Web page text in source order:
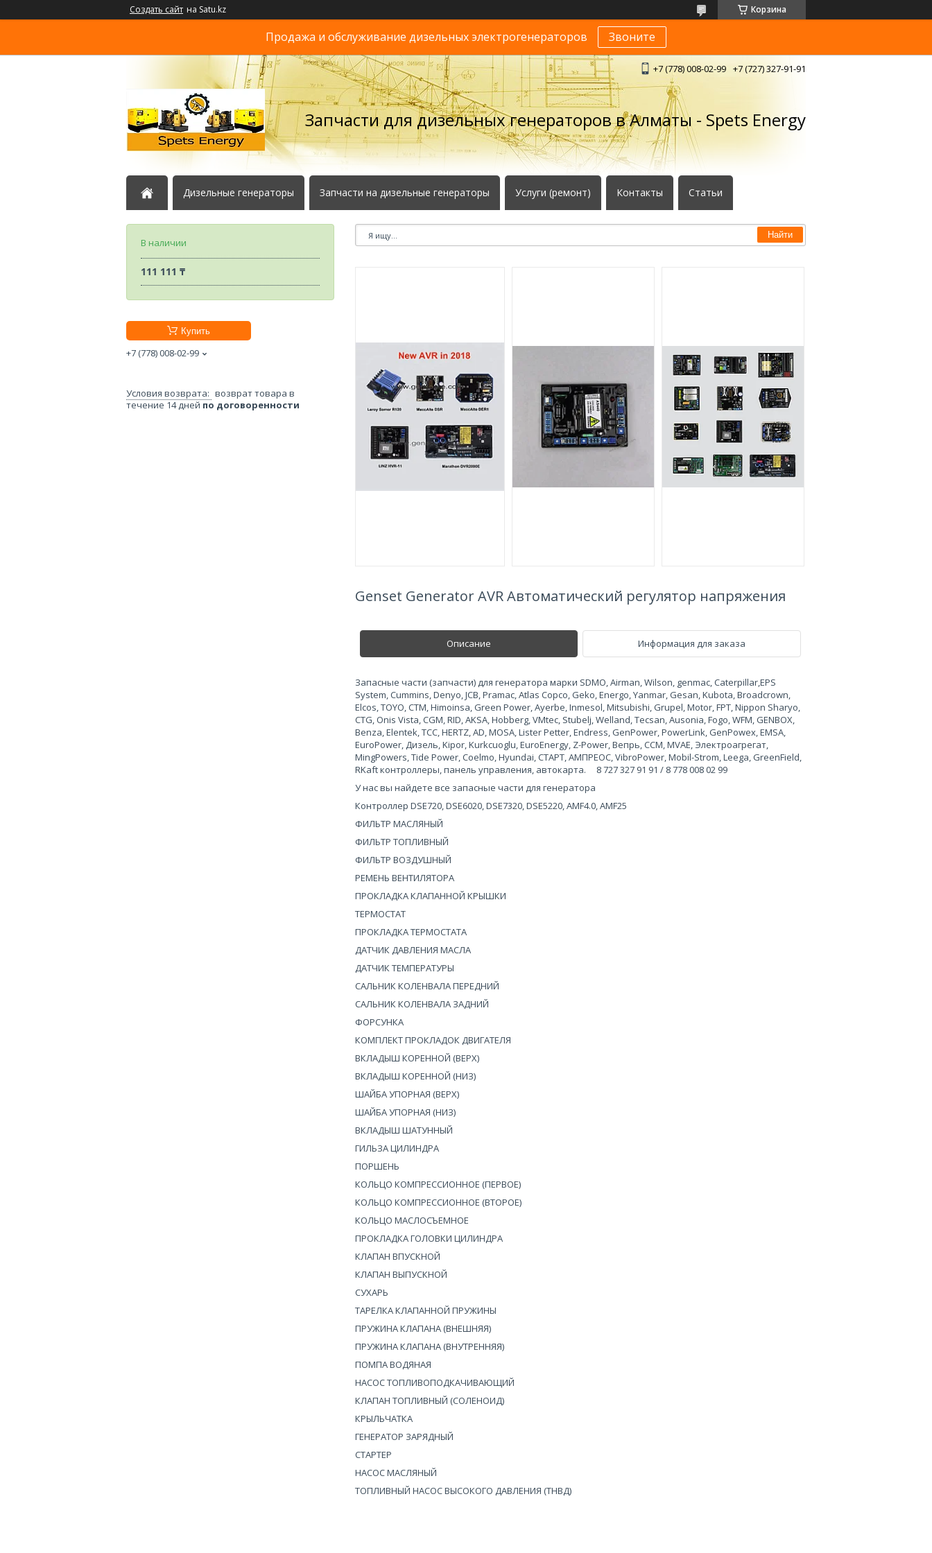
Создать сайт на Satu.kz Корзина
Продажа и обслуживание дизельных электрогенераторов Звоните
+7 (778) 008-02-99 +7 (727) 327-91-91
Запчасти для дизельных генераторов в Алматы - Spets Energy
Дизельные генераторы Запчасти на дизельные генераторы Услуги (ремонт) Контакты Статьи
Найти
Genset Generator AVR Автоматический регулятор напряжения
Описание Информация для заказа
Запасные части (запчасти) для генератора марки SDMO, Airman, Wilson, genmac, Caterpillar,EPS
System, Cummins, Denyo, JCB, Pramac, Atlas Copco, Geko, Energo, Yanmar, Gesan, Kubota, Broadcrown,
Elcos, TOYO, CTM, Himoinsa, Green Power, Ayerbe, Inmesol, Mitsubishi, Grupel, Motor, FPT, Nippon Sharyo,
CTG, Onis Vista, CGM, RID, AKSA, Hobberg, VMtec, Stubelj, Welland, Tecsan, Ausonia, Fogo, WFM, GENBOX,
Benza, Elentek, TCC, HERTZ, AD, MOSA, Lister Petter, Endress, GenPower, PowerLink, GenPowex, EMSA,
EuroPower, Дизель, Kipor, Kurkcuoglu, EuroEnergy, Z-Power, Вепрь, CCM, MVAE, Электроагрегат,
MingPowers, Tide Power, Coelmo, Hyundai, СТАРТ, АМПРЕОС, VibroPower, Mobil-Strom, Leega, GreenField,
RKaft контроллеры, панель управления, автокарта. 8 727 327 91 91 / 8 778 008 02 99
У нас вы найдете все запасные части для генератора
Контроллер DSE720, DSE6020, DSE7320, DSE5220, AMF4.0, AMF25
ФИЛЬТР МАСЛЯНЫЙ
ФИЛЬТР ТОПЛИВНЫЙ
ФИЛЬТР ВОЗДУШНЫЙ
РЕМЕНЬ ВЕНТИЛЯТОРА
ПРОКЛАДКА КЛАПАННОЙ КРЫШКИ
ТЕРМОСТАТ
ПРОКЛАДКА ТЕРМОСТАТА
ДАТЧИК ДАВЛЕНИЯ МАСЛА
ДАТЧИК ТЕМПЕРАТУРЫ
САЛЬНИК КОЛЕНВАЛА ПЕРЕДНИЙ
САЛЬНИК КОЛЕНВАЛА ЗАДНИЙ
ФОРСУНКА
КОМПЛЕКТ ПРОКЛАДОК ДВИГАТЕЛЯ
ВКЛАДЫШ КОРЕННОЙ (ВЕРХ)
ВКЛАДЫШ КОРЕННОЙ (НИЗ)
ШАЙБА УПОРНАЯ (ВЕРХ)
ШАЙБА УПОРНАЯ (НИЗ)
ВКЛАДЫШ ШАТУННЫЙ
ГИЛЬЗА ЦИЛИНДРА
ПОРШЕНЬ
КОЛЬЦО КОМПРЕССИОННОЕ (ПЕРВОЕ)
КОЛЬЦО КОМПРЕССИОННОЕ (ВТОРОЕ)
КОЛЬЦО МАСЛОСЪЕМНОЕ
ПРОКЛАДКА ГОЛОВКИ ЦИЛИНДРА
КЛАПАН ВПУСКНОЙ
КЛАПАН ВЫПУСКНОЙ
СУХАРЬ
ТАРЕЛКА КЛАПАННОЙ ПРУЖИНЫ
ПРУЖИНА КЛАПАНА (ВНЕШНЯЯ)
ПРУЖИНА КЛАПАНА (ВНУТРЕННЯЯ)
ПОМПА ВОДЯНАЯ
НАСОС ТОПЛИВОПОДКАЧИВАЮЩИЙ
КЛАПАН ТОПЛИВНЫЙ (СОЛЕНОИД)
КРЫЛЬЧАТКА
ГЕНЕРАТОР ЗАРЯДНЫЙ
СТАРТЕР
НАСОС МАСЛЯНЫЙ
ТОПЛИВНЫЙ НАСОС ВЫСОКОГО ДАВЛЕНИЯ (ТНВД)
В наличии
111 111 ₸
Купить
+7 (778) 008-02-99
возврат товара в
течение 14 дней по договоренности